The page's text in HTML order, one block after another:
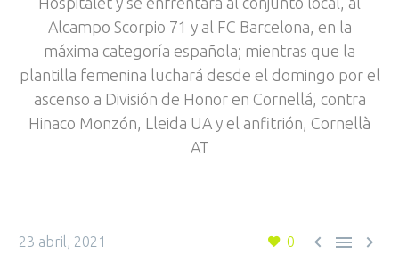
Alcampo Scorpio 71 y al FC Barcelona, en la
máxima categoría española; mientras que la
plantilla femenina luchará desde el domingo por el
ascenso a División de Honor en Cornellá, contra
Hinaco Monzón, Lleida UA y el anfitrión, Cornellà
AT
0   
23 abril, 2021